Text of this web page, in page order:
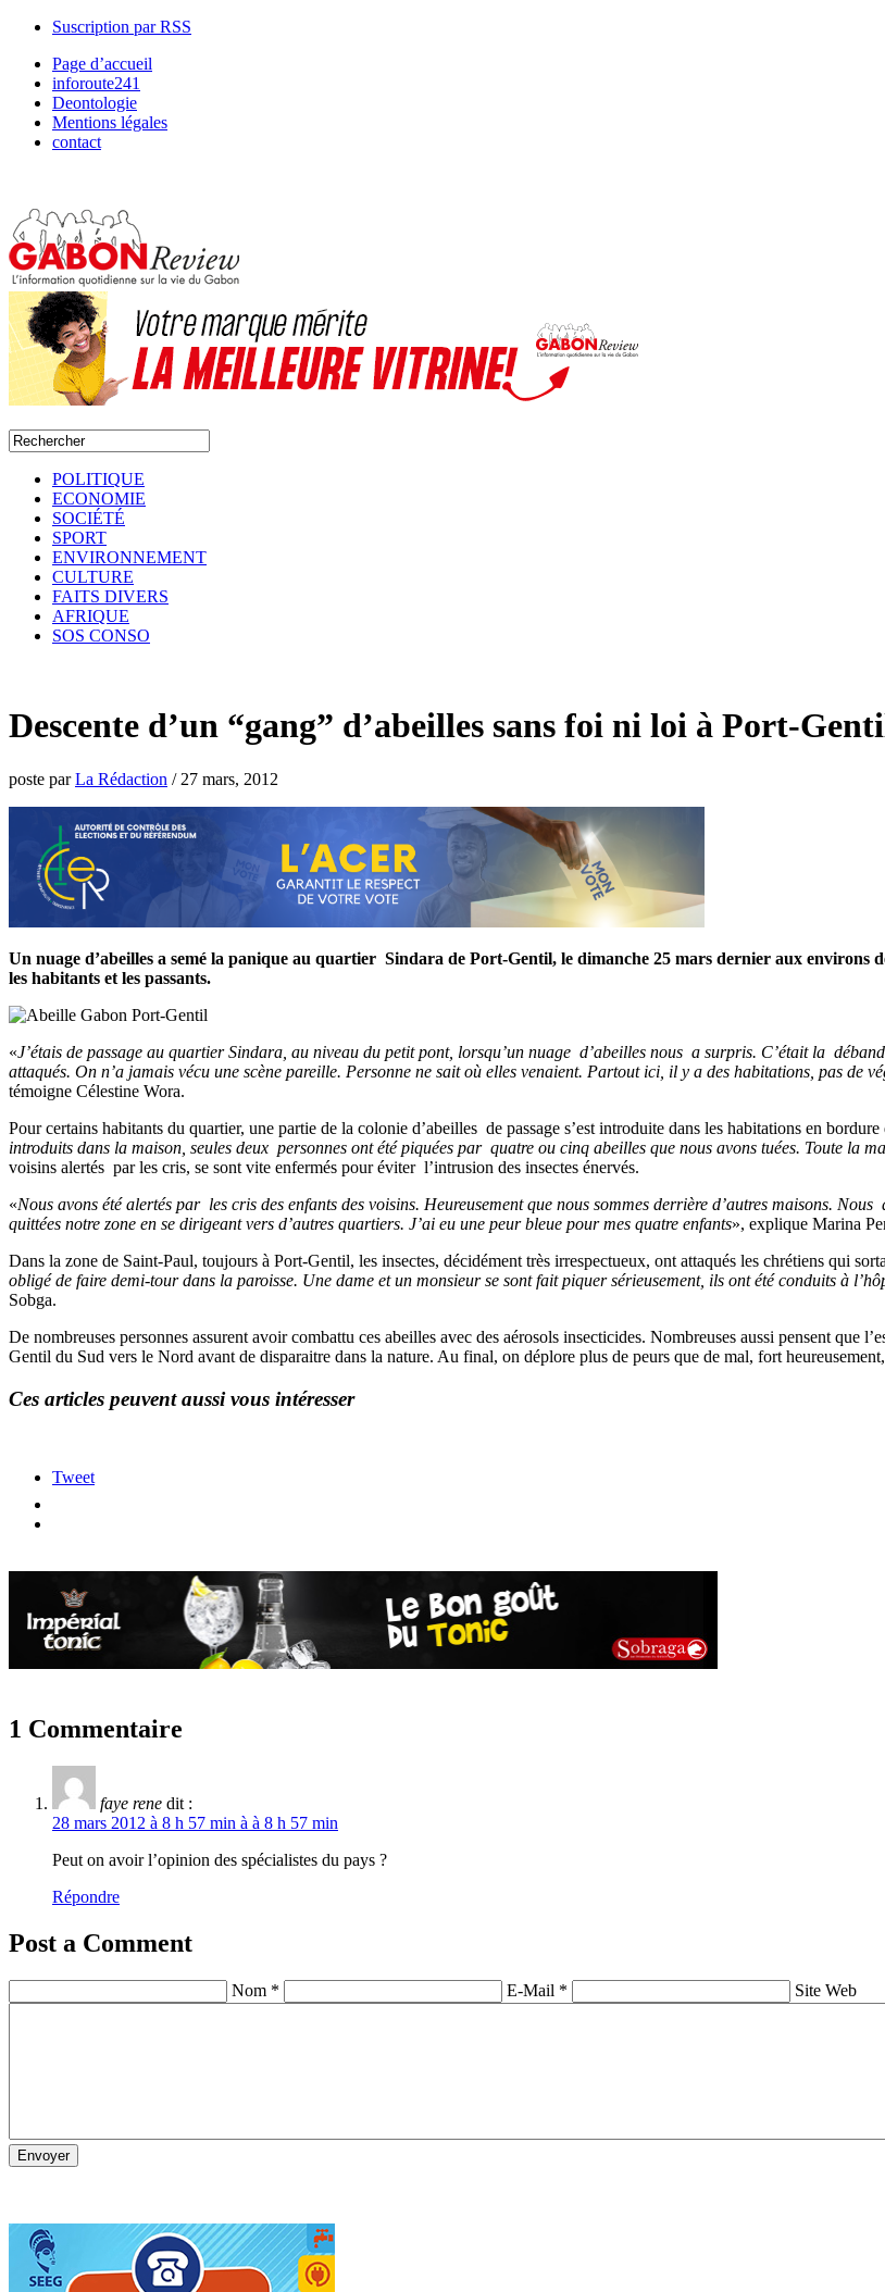
Suscription par RSS
Page d’accueil
inforoute241
Deontologie
Mentions légales
contact
POLITIQUE
ECONOMIE
SOCIÉTÉ
SPORT
ENVIRONNEMENT
CULTURE
FAITS DIVERS
AFRIQUE
SOS CONSO
Descente d’un “gang” d’abeilles sans foi ni loi à Port-
poste parLa Rédaction / 27 mars, 2012
Un nuage d’abeilles a semé la panique au quartier Sindara de Port-Gentil, le dimanche 25 mars dernier aux environs
les habitants et les passants.
«J’étais de passage au quartier Sindara, au niveau du petit pont, lorsqu’un nuage d’abeilles nous a surpris. C’était la
attaqués. On n’a jamais vécu une scène pareille. Personne ne sait où elles venaient. Partout ici, il y a des habitations, pas de
témoigne Célestine Wora.
Pour certains habitants du quartier, une partie de la colonie d’abeilles de passage s’est introduite dans les habitations en bordure
introduits dans la maison, seules deux personnes ont été piquées par quatre ou cinq abeilles que nous avons tuées. Toute la
voisins alertés par les cris, se sont vite enfermés pour éviter l’intrusion des insectes énervés.
«Nous avons été alertés par les cris des enfants des voisins. Heureusement que nous sommes derrière d’autres maisons.
quittées notre zone en se dirigeant vers d’autres quartiers. J’ai eu une peur bleue pour mes quatre enfants», explique Marina
Dans la zone de Saint-Paul, toujours à Port-Gentil, les insectes, décidément très irrespectueux, ont attaqués les chrétiens qui
obligé de faire demi-tour dans la paroisse. Une dame et un monsieur se sont fait piquer sérieusement, ils ont été conduits à
Sobga.
De nombreuses personnes assurent avoir combattu ces abeilles avec des aérosols insecticides. Nombreuses aussi pensent que
Gentil du Sud vers le Nord avant de disparaitre dans la nature. Au final, on déplore plus de peurs que de mal, fort
Ces articles peuvent aussi vous intéresser
Tweet
1 Commentaire
faye rene dit :
28 mars 2012 à 8 h 57 min à à 8 h 57 min
Peut on avoir l’opinion des spécialistes du pays ?
Répondre
Post a Comment
Nom * E-Mail * Site Web